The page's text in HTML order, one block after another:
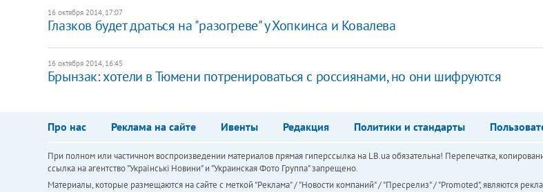
16 октября 2014, 17:07
Глазков будет драться на "разогреве" у Хопкинса и Ковалева
16 октября 2014, 16:45
Брынзак: хотели в Тюмени потренироваться с россиянами, но они шифруются
Про нас Реклама на сайте Ивенты Редакция Политики и стандарты
При полном или частичном воспроизведении материалов прямая гиперссылка на LB.ua обязательна! Перепечатка,
ссылка на агентство "Українськi Новини" и "Украинская Фото Группа" запрещено.
Материалы, которые размещаются на сайте с меткой "Реклама" / "Новости компаний" / "Пресрелиз" / "Promoted", являются